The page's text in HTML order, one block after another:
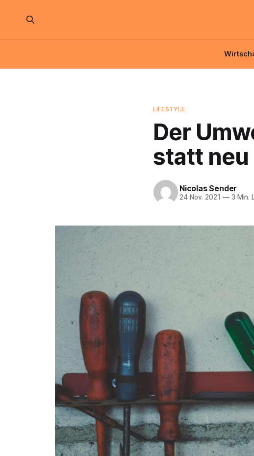
LIFESTYLE
Der
statt neu
Nicolas Sender
24 Nov. 2021 —3 Min.